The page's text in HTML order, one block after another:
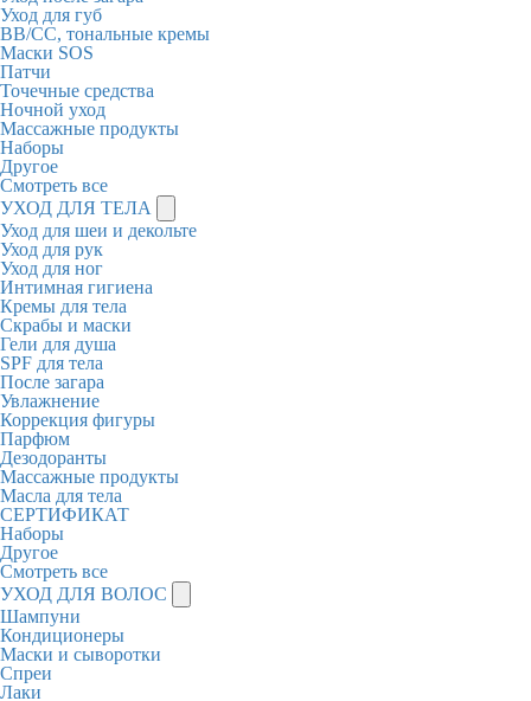
Уход для губ
BB/CC, тональные кремы
Маски SOS
Патчи
Точечные средства
Ночной уход
Массажные продукты
Наборы
Другое
Смотреть все
УХОД ДЛЯ ТЕЛА
Уход для шеи и декольте
Уход для рук
Уход для ног
Интимная гигиена
Кремы для тела
Скрабы и маски
Гели для душа
SPF для тела
После загара
Увлажнение
Коррекция фигуры
Парфюм
Дезодоранты
Массажные продукты
Масла для тела
СЕРТИФИКАТ
Наборы
Другое
Смотреть все
УХОД ДЛЯ ВОЛОС
Шампуни
Кондиционеры
Маски и сыворотки
Спреи
Лаки